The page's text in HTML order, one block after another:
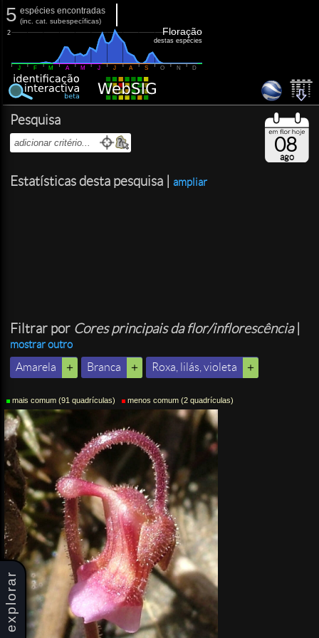
explorar
5 espécies encontradas
(inc. cat. subespecíficas)
2
J F M A M J J A S O N D
Floração
destas espécies
Pesquisa
Estatísticas desta pesquisa | ampliar
Filtrar por Cores principais da flor/inflorescência|
mostrar outro
Amarela
Branca Roxa, lilás, violeta
08
ago
mais comum (91 quadrículas) menos comum (2 quadrículas)